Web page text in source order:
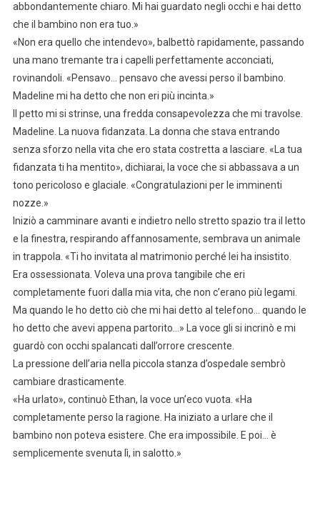
abbondantemente chiaro. Mi hai guardato negli occhi e hai detto
che il bambino non era tuo.»
«Non era quello che intendevo», balbettò rapidamente, passando
una mano tremante tra i capelli perfettamente acconciati,
rovinandoli. «Pensavo… pensavo che avessi perso il bambino.
Madeline mi ha detto che non eri più incinta.»
Il petto mi si strinse, una fredda consapevolezza che mi travolse.
Madeline. La nuova fidanzata. La donna che stava entrando
senza sforzo nella vita che ero stata costretta a lasciare. «La tua
fidanzata ti ha mentito», dichiarai, la voce che si abbassava a un
tono pericoloso e glaciale. «Congratulazioni per le imminenti
nozze.»
Iniziò a camminare avanti e indietro nello stretto spazio tra il letto
e la finestra, respirando affannosamente, sembrava un animale
in trappola. «Ti ho invitata al matrimonio perché lei ha insistito.
Era ossessionata. Voleva una prova tangibile che eri
completamente fuori dalla mia vita, che non c’erano più legami.
Ma quando le ho detto ciò che mi hai detto al telefono… quando le
ho detto che avevi appena partorito…» La voce gli si incrinò e mi
guardò con occhi spalancati dall’orrore crescente.
La pressione dell’aria nella piccola stanza d’ospedale sembrò
cambiare drasticamente.
«Ha urlato», continuò Ethan, la voce un’eco vuota. «Ha
completamente perso la ragione. Ha iniziato a urlare che il
bambino non poteva esistere. Che era impossibile. E poi… è
semplicemente svenuta lì, in salotto.»